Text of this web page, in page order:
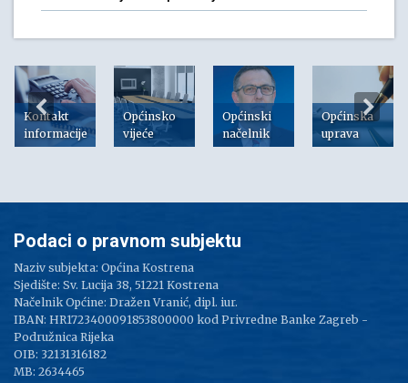
Kontakt
informacije
Općinsko
vijeće
Općinski
načelnik
Općinska
uprava
Podaci o pravnom subjektu
Naziv subjekta: Općina Kostrena
Sjedište: Sv. Lucija 38, 51221 Kostrena
Načelnik Općine: Dražen Vranić, dipl. iur.
IBAN: HR1723400091853800000 kod Privredne Banke Zagreb -
Podružnica Rijeka
OIB: 32131316182
MB: 2634465